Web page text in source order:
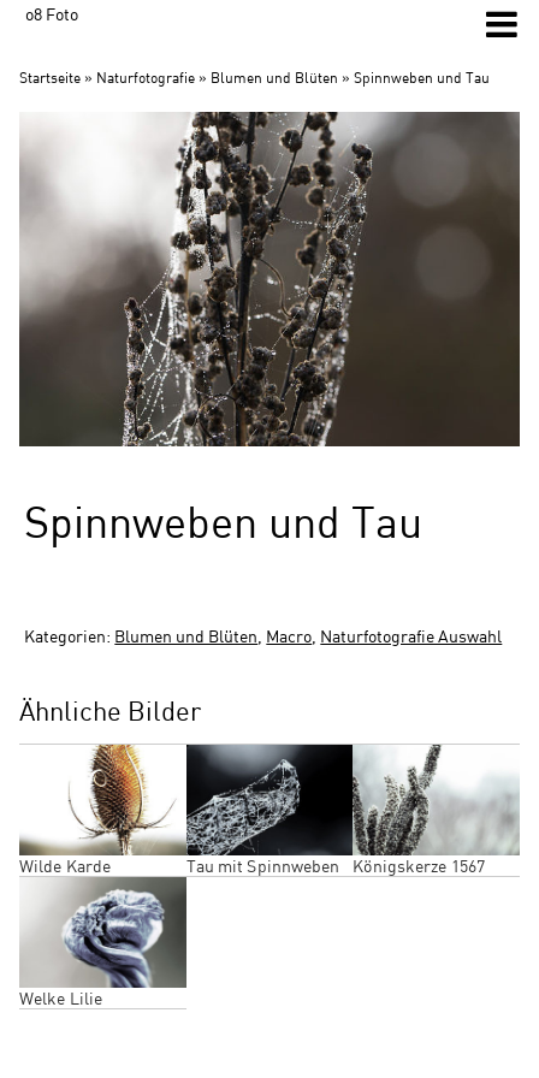
o8 Foto
Startseite » Naturfotografie » Blumen und Blüten » Spinnweben und Tau
Spinnweben und Tau
Kategorien: Blumen und Blüten Macro Naturfotografie Auswahl
Ähnliche Bilder
Wilde Karde Tau mit Spinnweben Königskerze 1567
Welke Lilie